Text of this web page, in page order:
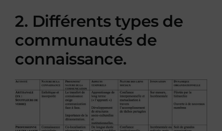
2. Différents types de
communautés de
connaissance.